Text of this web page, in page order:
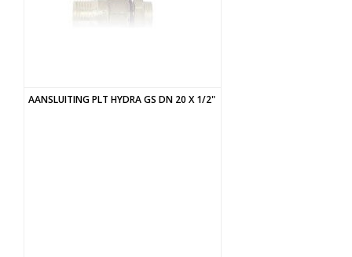
AANSLUITING PLT HYDRA GS DN 20 X 1/2"